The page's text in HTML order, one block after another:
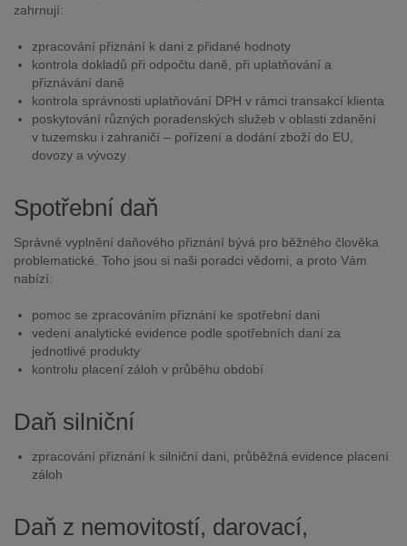
zahrnují:
zpracování přiznání k dani z přidané hodnoty
kontrola dokladů při odpočtu daně, při uplatňování a
přiznávání daně
kontrola správnosti uplatňování DPH v rámci transakcí klienta
poskytování různých poradenských služeb v oblasti zdanění
v tuzemsku i zahraničí – pořízení a dodání zboží do EU,
dovozy a vývozy
Spotřební daň
Správné vyplnění daňového přiznání bývá pro běžného člověka
problematické. Toho jsou si naši poradci vědomi, a proto Vám
nabízí:
pomoc se zpracováním přiznání ke spotřební dani
vedení analytické evidence podle spotřebních daní za
jednotlivé produkty
kontrolu placení záloh v průběhu období
Daň silniční
zpracování přiznání k silniční dani, průběžná evidence placení
záloh
Daň z nemovitostí, darovací,